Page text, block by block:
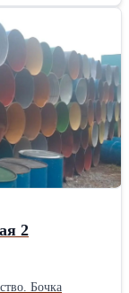
по
и
2
Бочка